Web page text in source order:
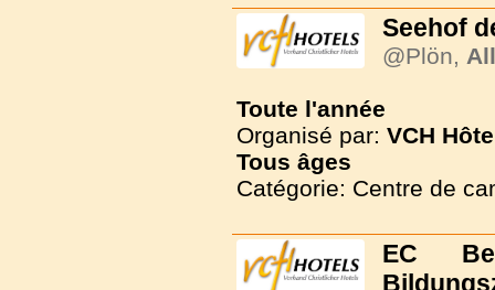
Seehof
@Plön,
Toute l'année
Organisé par: VCH
Tous âges
Catégorie: Centre de
EC